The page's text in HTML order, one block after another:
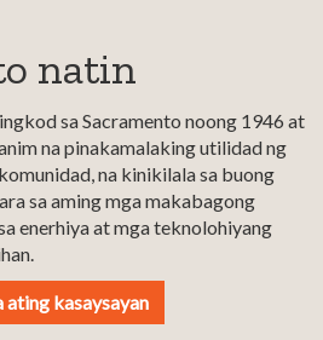
natin
sa Sacramento noong 1946 at
na pinakamalaking utilidad ng
na kinikilala sa buong
sa aming mga makabagong
enerhiya at mga teknolohiyang
ating kasaysayan